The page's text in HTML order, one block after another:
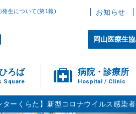
発生について(第1報) お知らせ
岡山医療生
ろば
Square
病院・診療所
Hospital / Clinic
ターくらた】新型コロナウイルス感染